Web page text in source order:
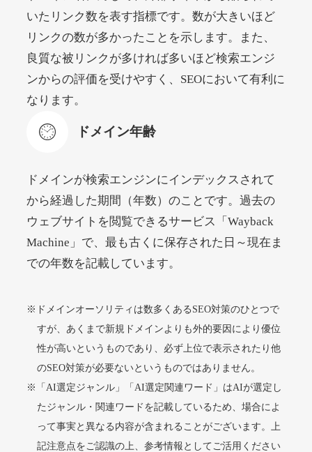
beamie.jp
ジャンルエンターテイメント
DA 52 外部リンク数
4,200円
詳細を見る
themusicnotebook.com
DA52 392
alprostadil-br.info
ジャンルその他
DA51 外部リンク数 1202 ドメイン年齢1年
入札 0件
いたリンク数を表す指標です。数が大きいほど
リンクの数が多かったことを示します。また、
良質な被リンクが多ければ多いほど検索エンジ
ンからの評価を受けやすく、SEOにおいて有利に
なります。
ドメイン年齢
ドメインが検索エンジンにインデックスされて
から経過した期間（年数）のことです。過去の
ウェブサイトを閲覧できるサービス「Wayback
Machine」で、最も古くに保存された日～現在ま
での年数を記載しています。
※ドメインオーソリティは数多くあるSEO対策のひとつで
すが、あくまで新規ドメインよりも外的要因により優位
性が高いというものであり、必ず上位で表示されたり他
のSEO対策が必要ないというものではありません。
※「AI選定ジャンル」「AI選定関連ワード」はAIが選定し
たジャンル・関連ワードを記載しているため、場合によ
って事実と異なる内容が含まれることがございます。上
記注意点をご認識の上、参考情報としてご活用ください